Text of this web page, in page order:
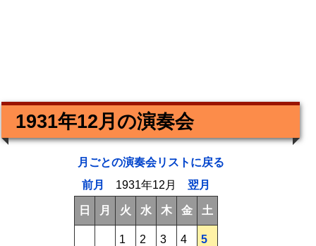
1931年12月の演奏会
月ごとの演奏会リストに戻る
前月
1931年12月 翌月
日 月 火 水 木 金 土
1 2 3 4 5